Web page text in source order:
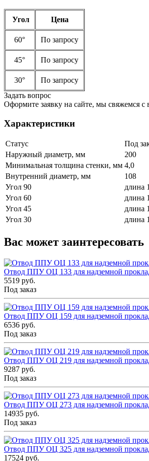
Угол Цена
60° По запросу
45° По запросу
30°
По запросу
Задать вопрос
Оформите заявку на сайте, мы свяжемся
Характеристики
Статус
Под
Наружный диаметр, мм
200
Минимальная толщина стенки, мм 4,0
Внутренний диаметр, мм
108
Угол 90
длина
Угол 60
длина
Угол 45
длина
Угол 30
длина
Вас может заинтересовать
Отвод ППУ ОЦ 133 для надземной
5519 руб.
Под заказ
Отвод ППУ ОЦ 159 для надземной
6536 руб.
Под заказ
Отвод ППУ ОЦ 219 для надземной
9287 руб.
Под заказ
Отвод ППУ ОЦ 273 для надземной
14935 руб.
Под заказ
Отвод ППУ ОЦ 325 для надземной
17524 руб.